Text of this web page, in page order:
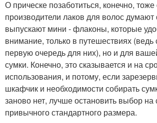
О прическе позаботиться, конечно, тоже
производители лаков для волос думают
выпускают мини - флаконы, которые
внимание, только в путешествиях (ведь
первую очередь для них), но и для
сумки. Конечно, это сказывается и на
использования, и потому, если
шкафчик и необходимости собирать
заново нет, лучше остановить выбор на
привычного стандартного размера.